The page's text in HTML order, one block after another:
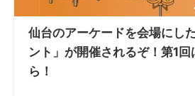
仙台のアーケードを会場にし
ント」が開催されるぞ！第1
ら！